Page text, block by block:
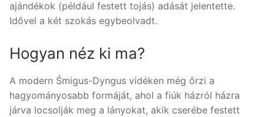
ajándékok (például festett tojás) adását jelentette.
Idővel a két szokás egybeolvadt.
Hogyan néz ki ma?
A modern Śmigus-Dyngus vidéken még őrzi a
hagyományosabb formáját, ahol a fiúk házról házra
járva locsolják meg a lányokat, akik cserébe festett